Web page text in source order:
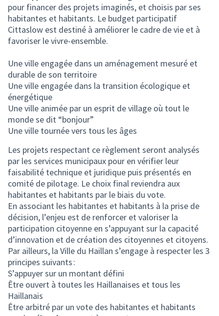
pour financer des projets imaginés, et choisis par ses
habitantes et habitants. Le budget participatif
Cittaslow est destiné à améliorer le cadre de vie et à
favoriser le vivre-ensemble.
Une ville engagée dans un aménagement mesuré et
durable de son territoire
Une ville engagée dans la transition écologique et
énergétique
Une ville animée par un esprit de village où tout le
monde se dit “bonjour”
Une ville tournée vers tous les âges
Les projets respectant ce règlement seront analysés
par les services municipaux pour en vérifier leur
faisabilité technique et juridique puis présentés en
comité de pilotage. Le choix final reviendra aux
habitantes et habitants par le biais du vote.
En associant les habitantes et habitants à la prise de
décision, l’enjeu est de renforcer et valoriser la
participation citoyenne en s’appuyant sur la capacité
d’innovation et de création des citoyennes et citoyens.
Par ailleurs, la Ville du Haillan s’engage à respecter les 3
principes suivants :
S’appuyer sur un montant défini
Être ouvert à toutes les Haillanaises et tous les
Haillanais
Être arbitré par un vote des habitantes et habitants